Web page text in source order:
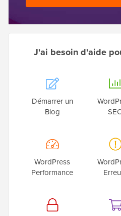
J'ai besoin d'aide
Démarrer un
Blog
WordPress
Performance